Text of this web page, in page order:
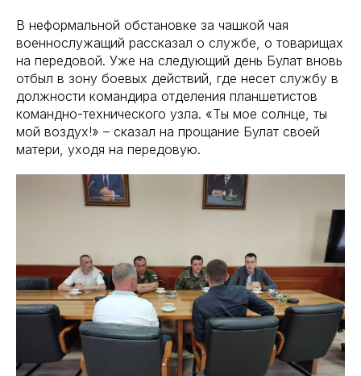
В неформальной обстановке за чашкой чая
военнослужащий рассказал о службе, о товарищах
на передовой. Уже на следующий день Булат вновь
отбыл в зону боевых действий, где несет службу в
должности командира отделения планшетистов
командно-технического узла. «Ты мое солнце, ты
мой воздух!» – сказал на прощание Булат своей
матери, уходя на передовую.